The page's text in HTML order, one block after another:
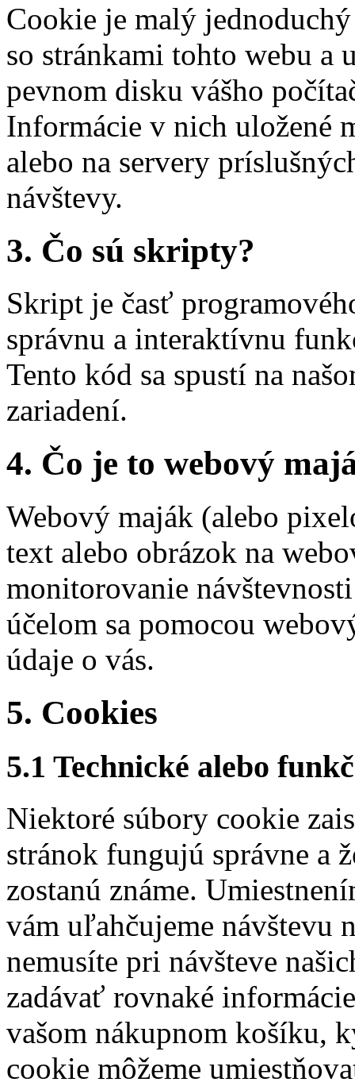
Cookie je malý
so stránkami tohto webu a
pevnom disku vášho
Informácie v nich uložené
alebo na servery
návštevy.
3. Čo sú skripty?
Skript je časť
správnu a interaktívnu
Tento kód sa spustí na
zariadení.
4. Čo je to webový
Webový maják (alebo
text alebo obrázok na
monitorovanie
účelom sa pomocou
údaje o vás.
5. Cookies
5.1 Technické alebo
Niektoré súbory cookie
stránok fungujú správne a
zostanú známe.
vám uľahčujeme návštevu
nemusíte pri návšteve
zadávať rovnaké
vašom nákupnom košíku,
cookie môžeme